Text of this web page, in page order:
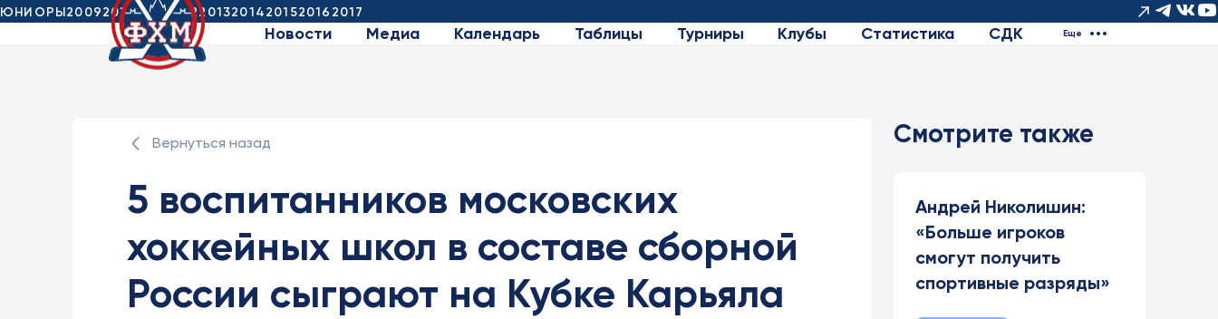
ЮНИОРЫ20092010201120122013201420152016 2017
Новости Медиа Календарь Таблицы Турниры Клубы Статистика СДК Еще
Вернуться назад
5 воспитанников московских
хоккейных школ в составе сборной
России сыграют на Кубке Карьяла
Смотрите также
Андрей Николишин:
«Больше игроков
смогут получить
спортивные разряды»